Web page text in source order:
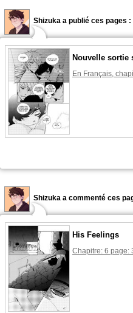
Shizuka a publié ces pages :
Nouvelle sortie
En Français,
Shizuka a commenté ces
His Feelings
Chapitre: 6 page: